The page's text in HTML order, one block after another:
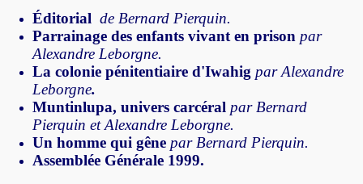
Éditorial de Bernard Pierquin.
Parrainage des enfants vivant en prison par
Alexandre Leborgne.
La colonie pénitentiaire d'Iwahig par Alexandre
Leborgne.
Muntinlupa, univers carcéral par Bernard
Pierquin et Alexandre Leborgne.
Un homme qui gêne par Bernard Pierquin.
Assemblée Générale 1999.